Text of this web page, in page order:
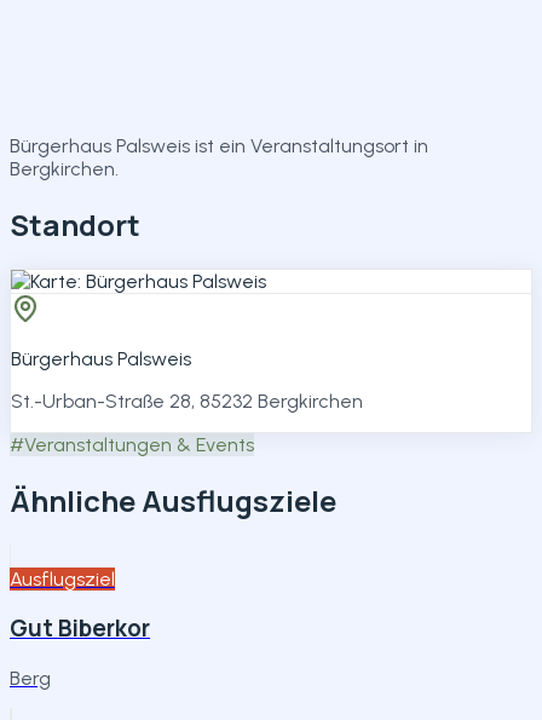
Bürgerhaus Palsweis ist ein Veranstaltungsort in
Bergkirchen.
Standort
Bürgerhaus Palsweis
St.-Urban-Straße 28, 85232 Bergkirchen
#Veranstaltungen & Events
Ähnliche Ausflugsziele
Ausflugsziel
Gut Biberkor
Berg